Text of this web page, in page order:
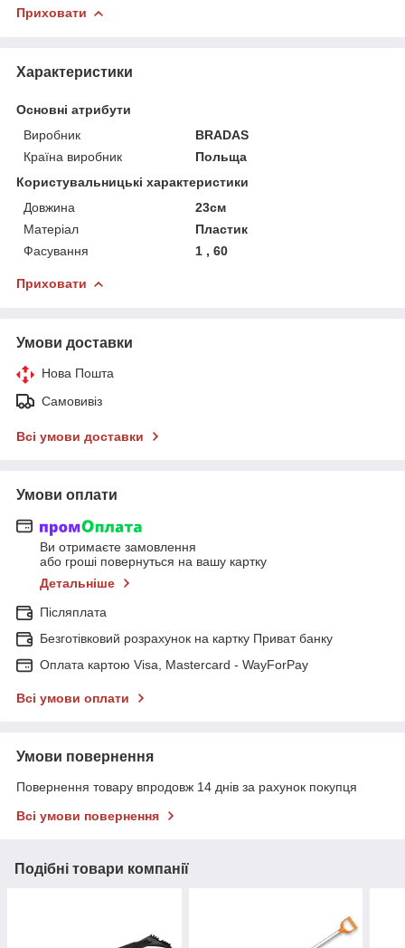
Приховати
Характеристики
Основні атрибути
Виробник
BRADAS
Країна виробник
Польща
Користувальницькі характеристики
Довжина
23см
Матеріал
Пластик
Фасування
1 , 60
Приховати
Умови доставки
Нова Пошта
Самовивіз
Всі умови доставки
Умови оплати
Ви отримаєте замовлення
або гроші повернуться на вашу картку
Детальніше
Післяплата
Безготівковий розрахунок на картку Приват банку
Оплата картою Visa, Mastercard - WayForPay
Всі умови оплати
Умови повернення
Повернення товару впродовж 14 днів за рахунок покупця
Всі умови повернення
Подібні товари компанії